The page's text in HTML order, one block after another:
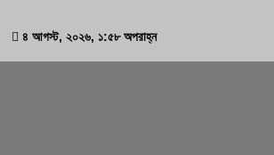
৪ আগস্ট, ২০২৬, ১:৫৮ অপরাহ্ন